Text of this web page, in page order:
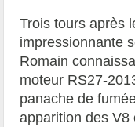
Trois tours après
impressionnante
Romain
moteur RS27-
panache de
apparition des V8